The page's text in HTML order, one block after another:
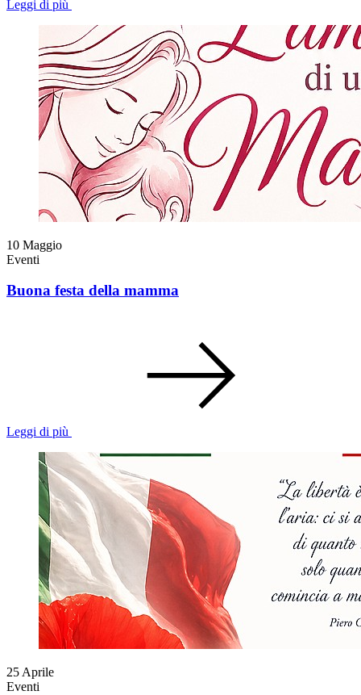
Leggi di più
10 Maggio
Eventi
Buona festa della mamma
Leggi di più
25 Aprile
Eventi